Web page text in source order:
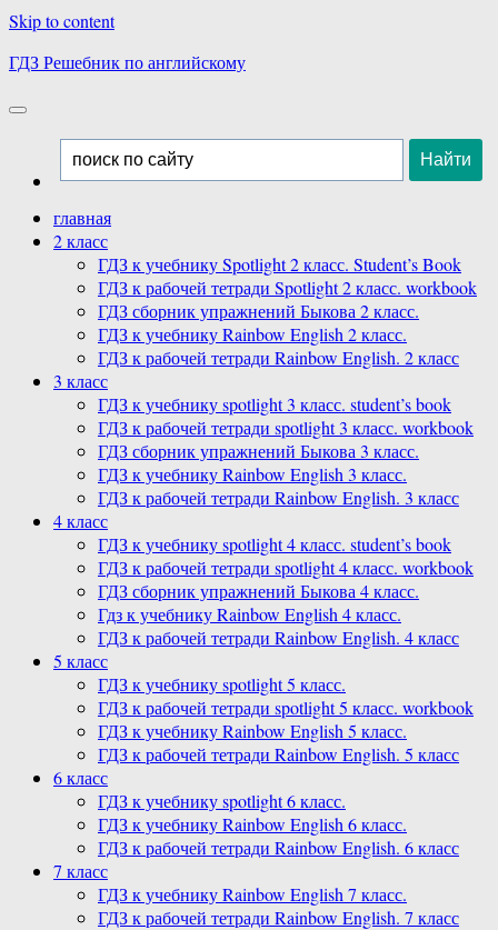
Skip to content
ГДЗ Решебник по английскому
главная
2 класс
ГДЗ к учебнику Spotlight 2 класс. Student’s Book
ГДЗ к рабочей тетради Spotlight 2 класс. workbook
ГДЗ сборник упражнений Быкова 2 класс.
ГДЗ к учебнику Rainbow English 2 класс.
ГДЗ к рабочей тетради Rainbow English. 2 класс
3 класс
ГДЗ к учебнику spotlight 3 класс. student’s book
ГДЗ к рабочей тетради spotlight 3 класс. workbook
ГДЗ сборник упражнений Быкова 3 класс.
ГДЗ к учебнику Rainbow English 3 класс.
ГДЗ к рабочей тетради Rainbow English. 3 класс
4 класс
ГДЗ к учебнику spotlight 4 класс. student’s book
ГДЗ к рабочей тетради spotlight 4 класс. workbook
ГДЗ сборник упражнений Быкова 4 класс.
Гдз к учебнику Rainbow English 4 класс.
ГДЗ к рабочей тетради Rainbow English. 4 класс
5 класс
ГДЗ к учебнику spotlight 5 класс.
ГДЗ к рабочей тетради spotlight 5 класс. workbook
ГДЗ к учебнику Rainbow English 5 класс.
ГДЗ к рабочей тетради Rainbow English. 5 класс
6 класс
ГДЗ к учебнику spotlight 6 класс.
ГДЗ к учебнику Rainbow English 6 класс.
ГДЗ к рабочей тетради Rainbow English. 6 класс
7 класс
ГДЗ к учебнику Rainbow English 7 класс.
ГДЗ к рабочей тетради Rainbow English. 7 класс